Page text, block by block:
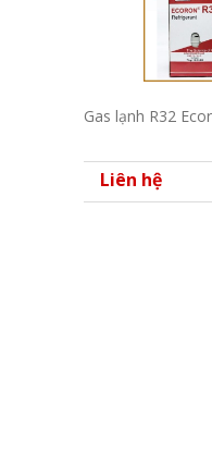
Gas lạnh R32
Liên hệ